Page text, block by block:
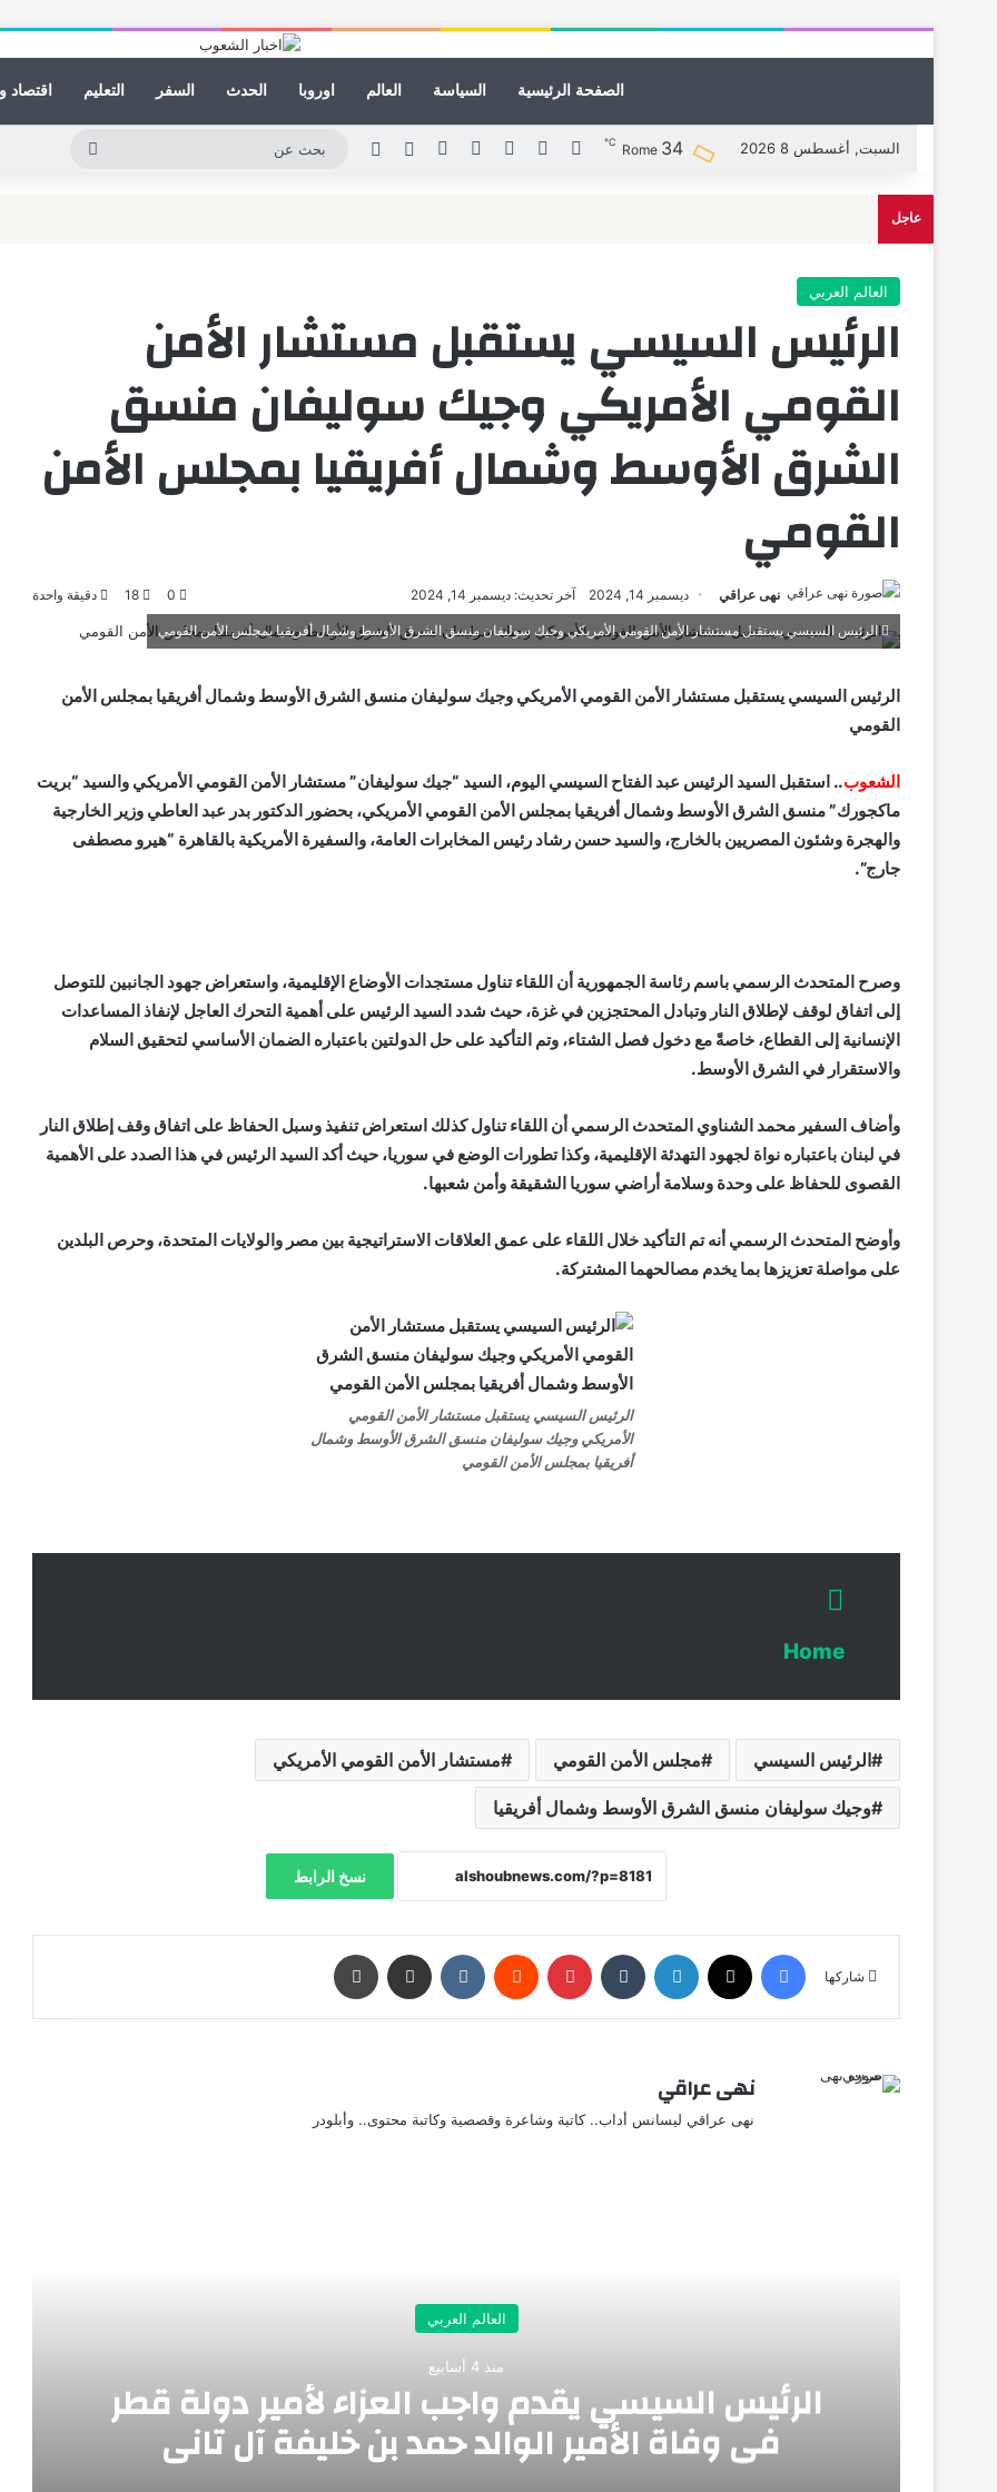
الصفحة الرئيسية السياسة العالم اوروبا الحدث السفر التعليم اقتصاد
السبت, أغسطس 8 2026 Rome 34
℃ فيسبوك لينكدإنيوتيوب انستقراممقال عشوائي
الوضع المظلم
عاجل
العالم العربي
الرئيس السيسي يستقبل مستشار الأمن
القومي الأمريكي وجيك سوليفان منسق
الشرق الأوسط وشمال أفريقيا بمجلس الأمن
القومي
نهى عراقي ديسمبر 14, 2024 آخر تحديث: ديسمبر 14, 2024 0
18 دقيقة واحدة
الرئيس السيسي يستقبل مستشار الأمن القومي الأمريكي وجيك سوليفان منسق الشرق الأوسط وشمال أفريقيا بمجلس الأمن القومي
الرئيس السيسي يستقبل مستشار الأمن القومي الأمريكي وجيك سوليفان منسق الشرق الأوسط وشمال أفريقيا بمجلس الأمن
القومي
الشعوب.. استقبل السيد الرئيس عبد الفتاح السيسي اليوم، السيد “جيك سوليفان” مستشار الأمن القومي الأمريكي والسيد “بريت
ماكجورك” منسق الشرق الأوسط وشمال أفريقيا بمجلس الأمن القومي الأمريكي، بحضور الدكتور بدر عبد العاطي وزير الخارجية
والهجرة وشئون المصريين بالخارج، والسيد حسن رشاد رئيس المخابرات العامة، والسفيرة الأمريكية بالقاهرة “هيرو مصطفى
جارج”.
وصرح المتحدث الرسمي باسم رئاسة الجمهورية أن اللقاء تناول مستجدات الأوضاع الإقليمية، واستعراض جهود الجانبين للتوصل
إلى اتفاق لوقف لإطلاق النار وتبادل المحتجزين في غزة، حيث شدد السيد الرئيس على أهمية التحرك العاجل لإنفاذ المساعدات
الإنسانية إلى القطاع، خاصةً مع دخول فصل الشتاء، وتم التأكيد على حل الدولتين باعتباره الضمان الأساسي لتحقيق السلام
والاستقرار في الشرق الأوسط.
وأضاف السفير محمد الشناوي المتحدث الرسمي أن اللقاء تناول كذلك استعراض تنفيذ وسبل الحفاظ على اتفاق وقف إطلاق النار
في لبنان باعتباره نواة لجهود التهدئة الإقليمية، وكذا تطورات الوضع في سوريا، حيث أكد السيد الرئيس في هذا الصدد على الأهمية
القصوى للحفاظ على وحدة وسلامة أراضي سوريا الشقيقة وأمن شعبها.
وأوضح المتحدث الرسمي أنه تم التأكيد خلال اللقاء على عمق العلاقات الاستراتيجية بين مصر والولايات المتحدة، وحرص البلدين
على مواصلة تعزيزها بما يخدم مصالحهما المشتركة.
الرئيس السيسي يستقبل مستشار الأمن القومي
الأمريكي وجيك سوليفان منسق الشرق الأوسط وشمال
أفريقيا بمجلس الأمن القومي
Home
الرئيس السيسي مجلس الأمن القومي مستشار الأمن القومي الأمريكي
وجيك سوليفان منسق الشرق الأوسط وشمال أفريقيا
نسخ الرابط
شاركها
نهى عراقي
نهى عراقي ليسانس أداب.. كاتبة وشاعرة وقصصية وكاتبة محتوى.. وأبلودر
العالم العربي
منذ 4 أسابيع
الرئيس السيسي يقدم واجب العزاء لأمير دولة قطر
في وفاة الأمير الوالد حمد بن خليفة آل تاني